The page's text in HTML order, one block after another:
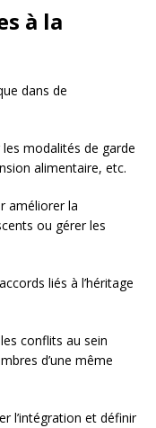
à la
dans de
modalités de garde
alimentaire, etc.
améliorer la
ou gérer les
liés à l’héritage
conflits au sein
d’une même
l’intégration et définir